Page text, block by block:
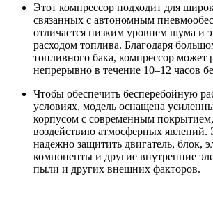
Этот компрессор подходит для
связанных с автономным
отличается низким уровнем шума и
расходом топлива. Благодаря
топливного бака, компрессор может
непрерывно в течение 10–12 часов
Чтобы обеспечить бесперебойную
условиях, модель оснащена
корпусом с современным
воздействию атмосферных явлений.
надёжно защитить двигатель, блок,
компоненты и другие внутренние
пыли и других внешних факторов.